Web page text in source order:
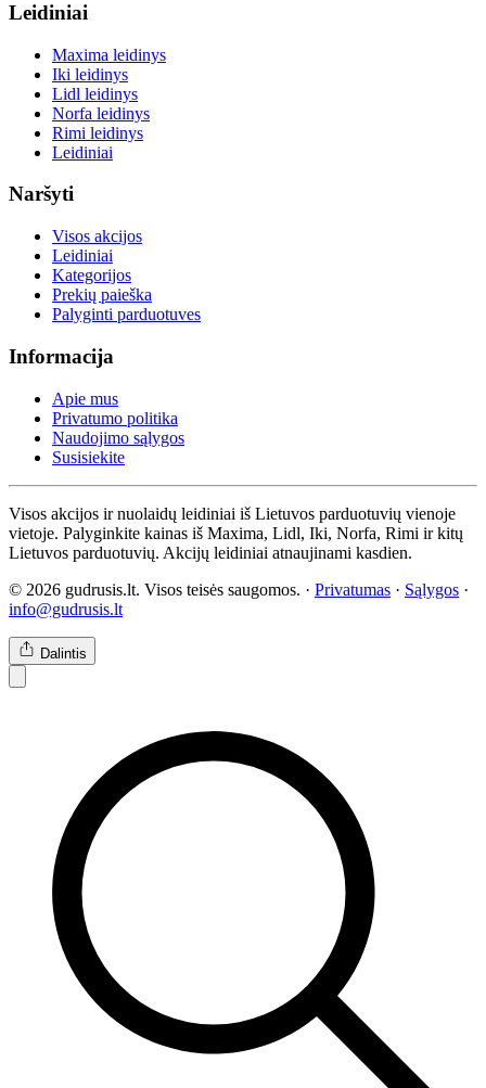
Leidiniai
Maxima leidinys
Iki leidinys
Lidl leidinys
Norfa leidinys
Rimi leidinys
Leidiniai
Naršyti
Visos akcijos
Leidiniai
Kategorijos
Prekių paieška
Palyginti parduotuves
Informacija
Apie mus
Privatumo politika
Naudojimo sąlygos
Susisiekite
Visos akcijos ir nuolaidų leidiniai iš Lietuvos parduotuvių vienoje
vietoje. Palyginkite kainas iš Maxima, Lidl, Iki, Norfa, Rimi ir kitų
Lietuvos parduotuvių. Akcijų leidiniai atnaujinami kasdien.
© 2026 gudrusis.lt. Visos teisės saugomos. · Privatumas · Sąlygos ·
info@gudrusis.lt
Dalintis